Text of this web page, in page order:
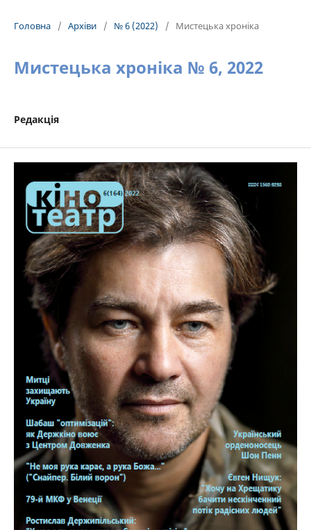
Головна / Архіви / № 6 (2022) / Мистецька хроніка
Мистецька хроніка № 6, 2022
Редакція